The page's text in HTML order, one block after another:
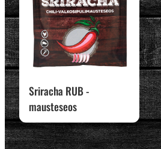
Sriracha RUB -
mausteseos